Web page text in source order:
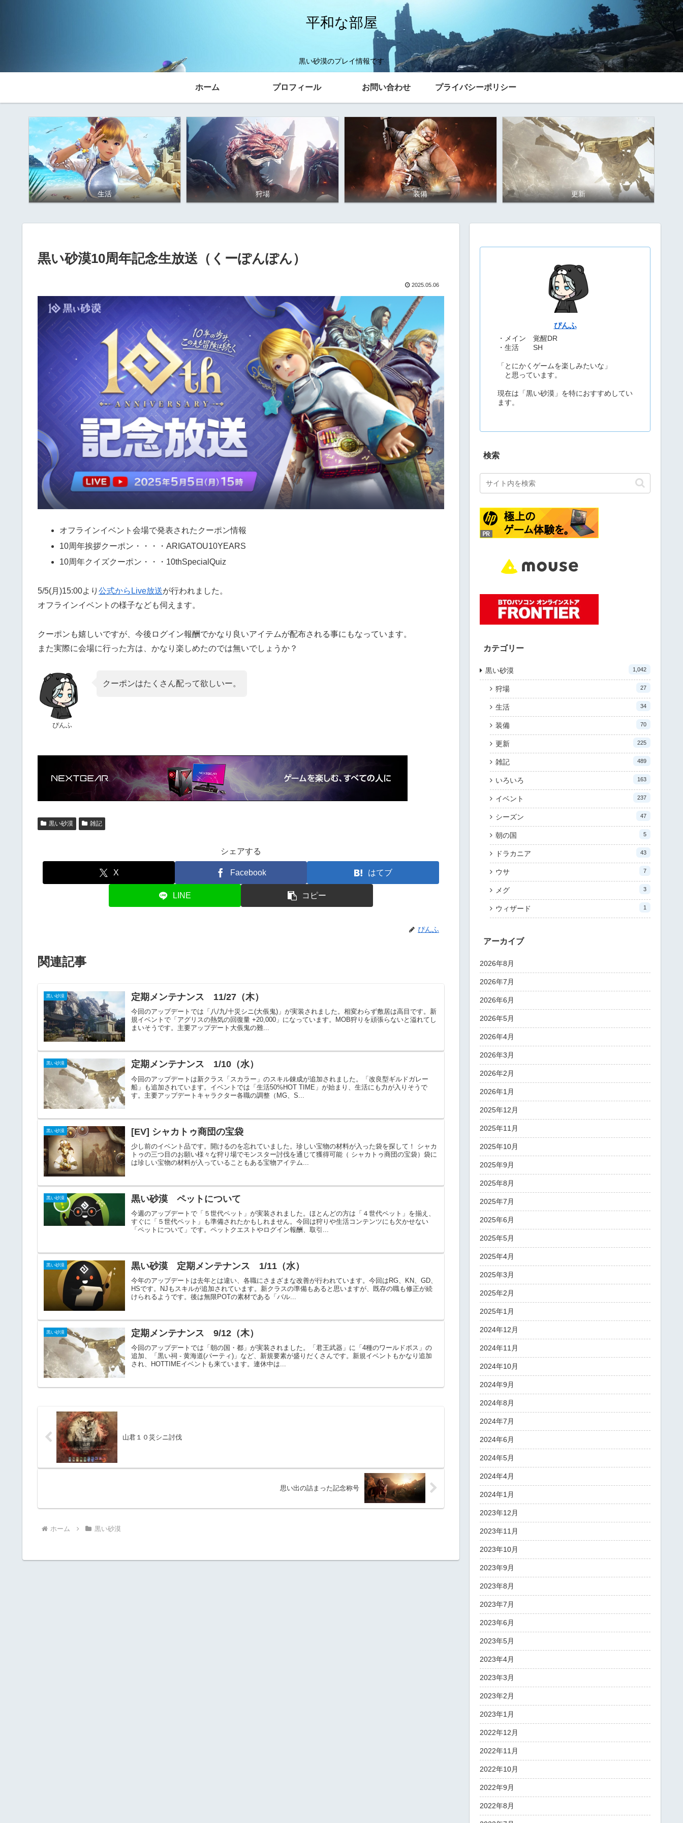
平和な部屋
黒い砂漠のプレイ情報です
ホーム プロフィール お問い合わせ プライバシーポリシー
生活 狩場 装備 更新
黒い砂漠10周年記念生放送（くーぽんぽん）
2025.05.06
オフラインイベント会場で発表されたクーポン情報
10周年挨拶クーポン・・・・ARIGATOU10YEARS
10周年クイズクーポン・・・10thSpecialQuiz
5/5(月)15:00より 公式からLive放送が行われました。
オフラインイベントの様子なども伺えます。
クーポンも嬉しいですが、今後ログイン報酬でかなり良いアイテムが配布される事にもなっています。
また実際に会場に行った方は、かなり楽しめたのでは無いでしょうか？
ぴんふ
クーポンはたくさん配って欲しいー。
黒い砂漠 雑記
シェアする
X Facebook はてブ
LINE コピー
ぴんふ
関連記事
黒い砂漠 定期メンテナンス 11/27（木）
今回のアップデートでは「八/九/十災シニ(大倀鬼)」が実装されました。相変わらず敷居は高目です。新
規イベントで「アグリスの熱気の回復量 +20,000」になっています。MOB狩りを頑張らないと溢れてし
まいそうです。主要アップデート大倀鬼の難...
黒い砂漠 定期メンテナンス 1/10（水）
今回のアップデートは新クラス「スカラー」のスキル錬成が追加されました。「改良型ギルドガレー
船」も追加されています。イベントでは「生活50%HOT TIME」が始まり、生活にも力が入りそうで
す。主要アップデートキャラクター各職の調整（MG、S...
黒い砂漠 [EV] シャカトゥ商団の宝袋
少し前のイベント品です。開けるのを忘れていました。珍しい宝物の材料が入った袋を探して！ シャカ
トゥの三つ目のお願い様々な狩り場でモンスター討伐を通じて獲得可能（ シャカトゥ商団の宝袋）袋に
は珍しい宝物の材料が入っていることもある宝物アイテム...
黒い砂漠 黒い砂漠 ペットについて
今週のアップデートで「５世代ペット」が実装されました。ほとんどの方は「４世代ペット」を揃え、
すぐに「５世代ペット」も準備されたかもしれません。今回は狩りや生活コンテンツにも欠かせない
「ペットについて」です。ペットクエストやログイン報酬、取引...
黒い砂漠 黒い砂漠 定期メンテナンス 1/11（水）
今年のアップデートは去年とは違い、各職にさまざまな改善が行われています。今回はRG、KN、GD、
HSです。NJもスキルが追加されています。新クラスの準備もあると思いますが、既存の職も修正が続
けられるようです。後は無限POTの素材である「バル...
黒い砂漠 定期メンテナンス 9/12（木）
今回のアップデートでは「朝の国・都」が実装されました。「君王武器」に「4種のワールドボス」の
追加、「黒い祠 - 黄海道(パーティ)」など、新規要素が盛りだくさんです。新規イベントもかなり追加
され、HOTTIMEイベントも来ています。連休中は...
山君１０災シニ討伐
思い出の詰まった記念称号
ホーム 黒い砂漠
ぴんふ
・メイン 覚醒DR
・生活 SH
「とにかくゲームを楽しみたいな」
と思っています。
現在は「黒い砂漠」を特におすすめしてい
ます。
検索
カテゴリー
黒い砂漠 1,042
狩場 27
生活 34
装備 70
更新 225
雑記 489
いろいろ 163
イベント 237
シーズン 47
朝の国 5
ドラカニア 43
ウサ 7
メグ 3
ウィザード 1
アーカイブ
2026年8月
2026年7月
2026年6月
2026年5月
2026年4月
2026年3月
2026年2月
2026年1月
2025年12月
2025年11月
2025年10月
2025年9月
2025年8月
2025年7月
2025年6月
2025年5月
2025年4月
2025年3月
2025年2月
2025年1月
2024年12月
2024年11月
2024年10月
2024年9月
2024年8月
2024年7月
2024年6月
2024年5月
2024年4月
2024年1月
2023年12月
2023年11月
2023年10月
2023年9月
2023年8月
2023年7月
2023年6月
2023年5月
2023年4月
2023年3月
2023年2月
2023年1月
2022年12月
2022年11月
2022年10月
2022年9月
2022年8月